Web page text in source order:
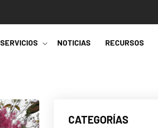
SERVICIOS NOTICIAS RECURSOS
CATEGORÍAS